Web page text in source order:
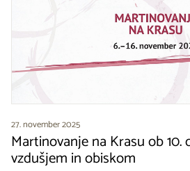
27. november 2025
Martinovanje na Krasu ob
vzdušjem in obiskom